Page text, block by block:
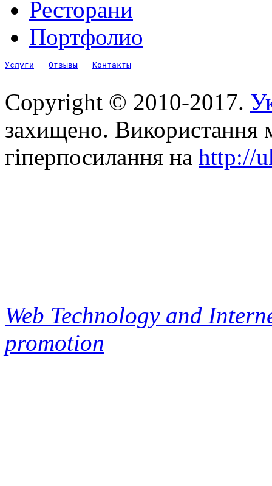
Ресторани
Портфолио
Услуги Отзывы Контакты
Copyright © 2010-2017.
захищено. Використання
гіперпосилання на http://
Web Technology and
promotion